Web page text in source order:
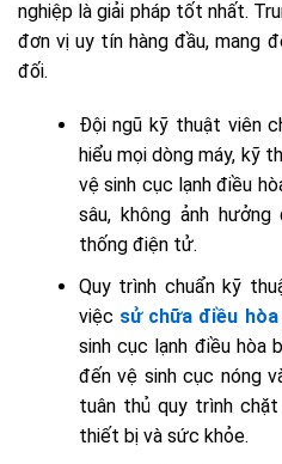
nghiệp là giải pháp tốt nhất.
đơn vị uy tín hàng đầu, mang
đối.
Đội ngũ kỹ thuật viên
hiểu mọi dòng máy, kỹ
vệ sinh cục lạnh điều
sâu, không ảnh
thống điện tử.
Quy trình chuẩn kỹ
việc sử chữa điều hòa
sinh cục lạnh điều hòa
đến vệ sinh cục nóng
tuân thủ quy trình
thiết bị và sức khỏe.